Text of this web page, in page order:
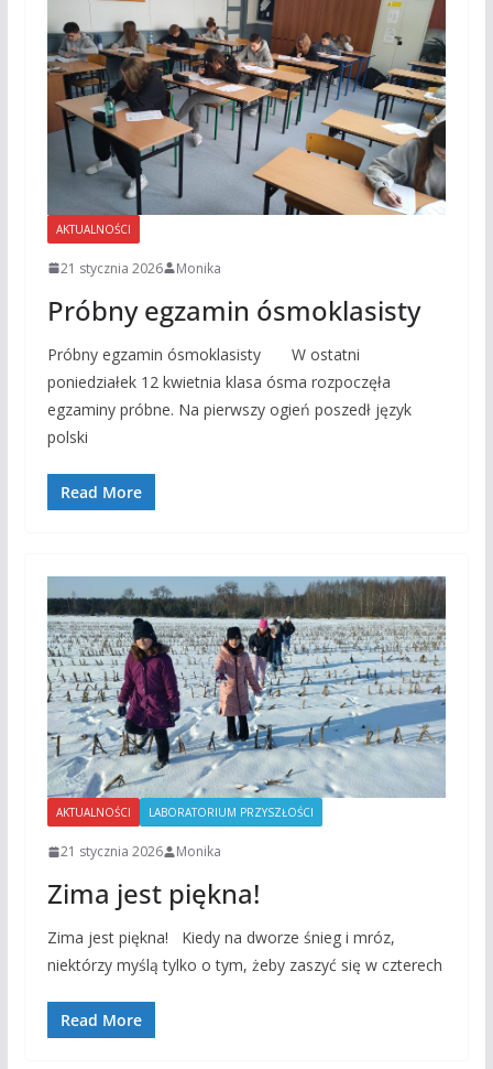
AKTUALNOŚCI
21 stycznia 2026 Monika
Próbny egzamin ósmoklasisty
Próbny egzamin ósmoklasisty W ostatni
poniedziałek 12 kwietnia klasa ósma rozpoczęła
egzaminy próbne. Na pierwszy ogień poszedł język
polski
Read More
AKTUALNOŚCI LABORATORIUM PRZYSZŁOŚCI
21 stycznia 2026 Monika
Zima jest piękna!
Zima jest piękna! Kiedy na dworze śnieg i mróz,
niektórzy myślą tylko o tym, żeby zaszyć się w czterech
Read More